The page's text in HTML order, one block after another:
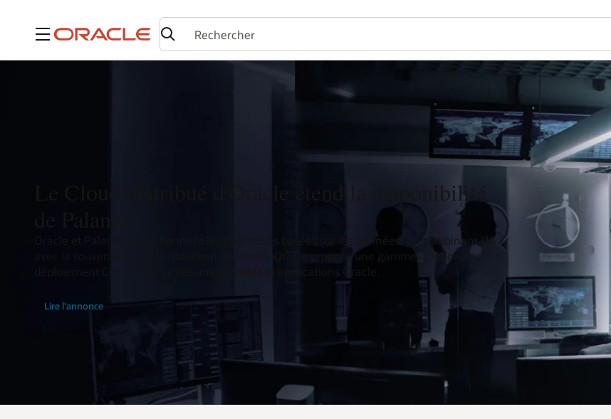
Menu
Le Cloud distribué d'Oracle étend la disponibilité
Oracle et Palantir révolutionnent les opérations basées sur les données, en combinant l'IA
avec la souveraineté et la réduction des coûts. Oracle propose une gamme d'options de
déploiement Cloud, avec accès aux données et applications Oracle.
Lire l'annonce